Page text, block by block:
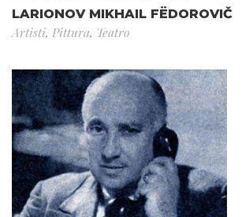
LARIONOV MIKHAIL FËDOROVIČ
Artisti, Pittura, Teatro